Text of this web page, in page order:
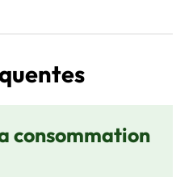
consommation